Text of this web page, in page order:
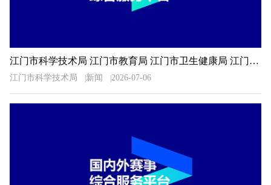
江门市科学技术局 江门市教育局 江门市卫生健康局 江门市科学技术协会关于公布2026年广东省科普讲解大赛江门选拔赛决赛入围选手名单的通知
江门市科学技术局 新闻 2026-07-06